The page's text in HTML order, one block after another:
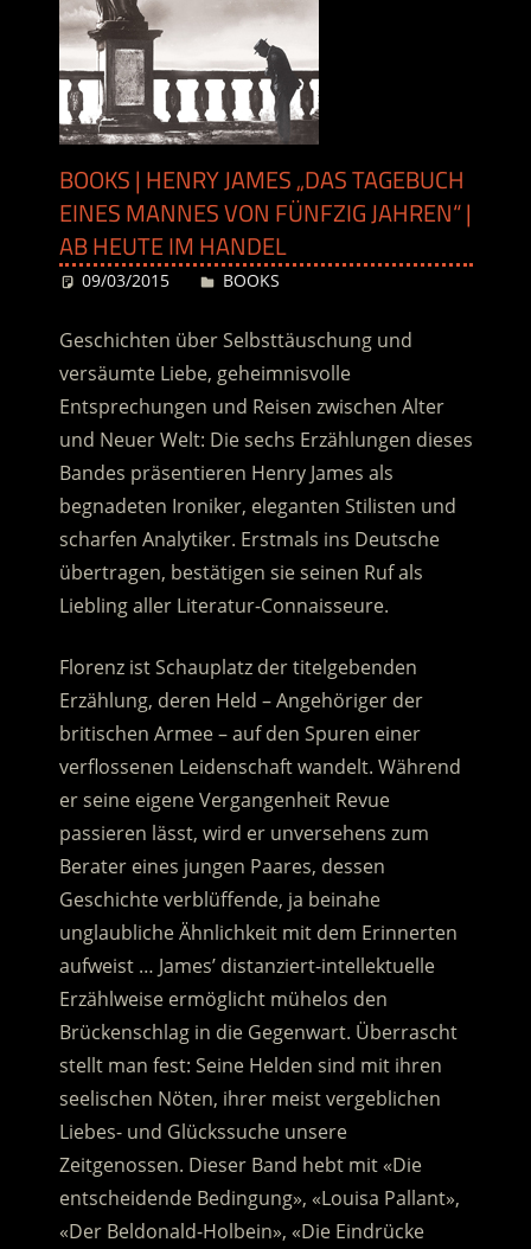
BOOKS | HENRY JAMES „DAS TAGEBUCH
EINES MANNES VON FÜNFZIG JAHREN“ |
AB HEUTE IM HANDEL
09/03/2015 Desiree
BOOKS
Geschichten über Selbsttäuschung und
versäumte Liebe, geheimnisvolle
Entsprechungen und Reisen zwischen Alter
und Neuer Welt: Die sechs Erzählungen dieses
Bandes präsentieren Henry James als
begnadeten Ironiker, eleganten Stilisten und
scharfen Analytiker. Erstmals ins Deutsche
übertragen, bestätigen sie seinen Ruf als
Liebling aller Literatur-Connaisseure.
Florenz ist Schauplatz der titelgebenden
Erzählung, deren Held – Angehöriger der
britischen Armee – auf den Spuren einer
verflossenen Leidenschaft wandelt. Während
er seine eigene Vergangenheit Revue
passieren lässt, wird er unversehens zum
Berater eines jungen Paares, dessen
Geschichte verblüffende, ja beinahe
unglaubliche Ähnlichkeit mit dem Erinnerten
aufweist … James’ distanziert-intellektuelle
Erzählweise ermöglicht mühelos den
Brückenschlag in die Gegenwart. Überrascht
stellt man fest: Seine Helden sind mit ihren
seelischen Nöten, ihrer meist vergeblichen
Liebes- und Glückssuche unsere
Zeitgenossen. Dieser Band hebt mit «Die
entscheidende Bedingung», «Louisa Pallant»,
«Der Beldonald-Holbein», «Die Eindrücke